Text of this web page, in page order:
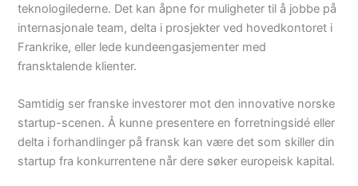
teknologilederne. Det kan åpne for muligheter til å jobbe på
internasjonale team, delta i prosjekter ved hovedkontoret i
Frankrike, eller lede kundeengasjementer med
fransktalende klienter.
Samtidig ser franske investorer mot den innovative norske
startup-scenen. Å kunne presentere en forretningsidé eller
delta i forhandlinger på fransk kan være det som skiller din
startup fra konkurrentene når dere søker europeisk kapital.